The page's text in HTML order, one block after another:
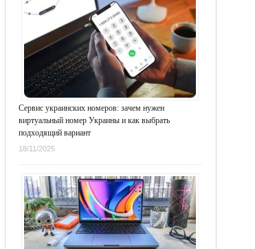
Сервис украинских номеров: зачем нужен
виртуальный номер Украины и как выбрать
подходящий вариант
18/11/2025